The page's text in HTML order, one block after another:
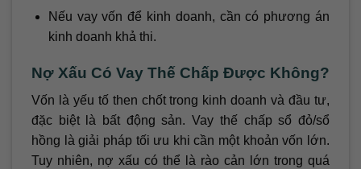
Nếu vay vốn để kinh doanh, cần có phương án
kinh doanh khả thi.
Nợ Xấu Có Vay Thế Chấp Được Không?
Vốn là yếu tố then chốt trong kinh doanh và đầu tư,
đặc biệt là bất động sản. Vay thế chấp sổ đỏ/sổ
hồng là giải pháp tối ưu khi cần một khoản vốn lớn.
Tuy nhiên, nợ xấu có thể là rào cản lớn trong quá